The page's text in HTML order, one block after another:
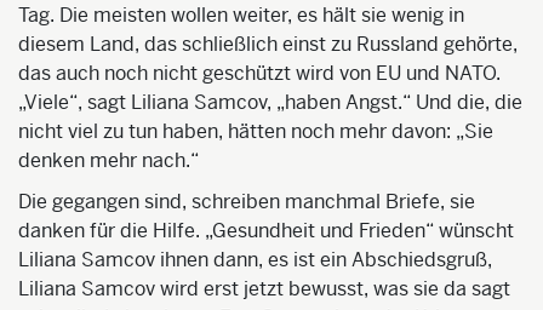
Tag. Die meisten wollen weiter, es hält sie wenig in
diesem Land, das schließlich einst zu Russland gehörte,
das auch noch nicht geschützt wird von EU und NATO.
„Viele“, sagt Liliana Samcov, „haben Angst.“ Und die, die
nicht viel zu tun haben, hätten noch mehr davon: „Sie
denken mehr nach.“
Die gegangen sind, schreiben manchmal Briefe, sie
danken für die Hilfe. „Gesundheit und Frieden“ wünscht
Liliana Samcov ihnen dann, es ist ein Abschiedsgruß,
Liliana Samcov wird erst jetzt bewusst, was sie da sagt